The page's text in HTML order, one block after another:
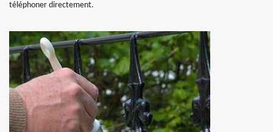
téléphoner directement.